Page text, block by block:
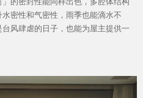
密性和气密性，雨季也能滴水不
风肆虐的日子，也能为屋主提供一